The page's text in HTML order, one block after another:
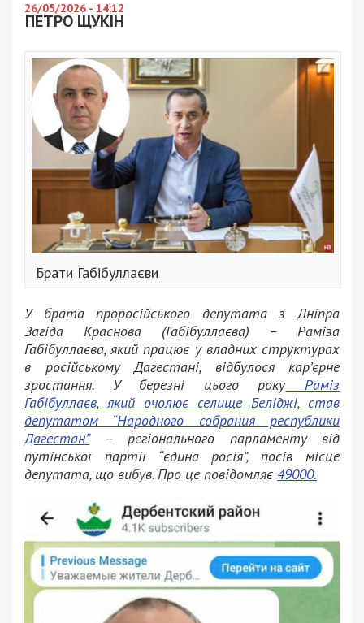
26/05/2026 - 14:12
ПЕТРО ЩУКІН
Брати Габібуллаєви
У брата проросійського депутата з Дніпра
Загіда Краснова (Габібуллаєва) – Раміза
Габібуллаєва, який працює у владних структурах
в російському Дагестані, відбулося кар’єрне
зростання. У березні цього рокуРаміз
Габібуллаєв, який очолює селище Беліджі, став
депутатом “Народного собрания республики
Дагестан”– регіонального парламенту від
путінської партії “єдина росія”, посів місце
депутата, що вибув. Про це повідомляє 49000.